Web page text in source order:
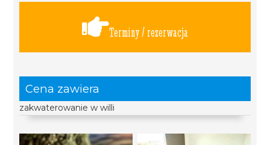
Terminy / rezerwacja
Cena zawiera
zakwaterowanie w willi